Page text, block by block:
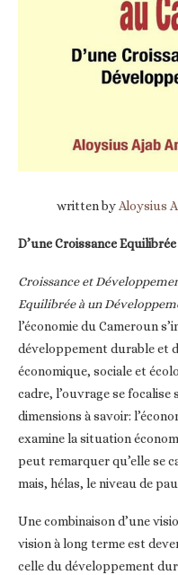
written by Aloysius
D’une Croissance
Croissance et
Equilibrée à un
l’économie du Cameroun
développement durable et
économique, sociale et
cadre, l’ouvrage se
dimensions à savoir:
examine la situation
peut remarquer qu’elle se
mais, hélas, le niveau de
Une combinaison d’une
vision à long terme est
celle du développement